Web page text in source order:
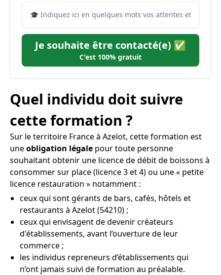
Je souhaite être contacté(e) ✅
C'est 100% gratuit
Quel individu doit suivre
cette formation ?
Sur le territoire France à Azelot, cette formation est
uneobligation légale pour toute personne
souhaitant obtenir une licence de débit de boissons à
consommer sur place (licence 3 et 4) ou une « petite
licence restauration » notamment :
ceux qui sont gérants de bars, cafés, hôtels et
restaurants à Azelot (54210) ;
ceux qui envisagent de devenir créateurs
d'établissements, avant l’ouverture de leur
commerce ;
les individus repreneurs d’établissements qui
n’ont jamais suivi de formation au préalable.